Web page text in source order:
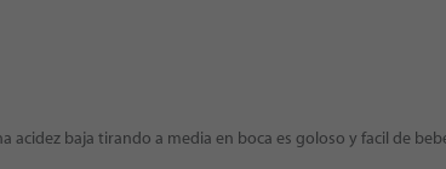
baja tirando a media en boca es goloso y facil de